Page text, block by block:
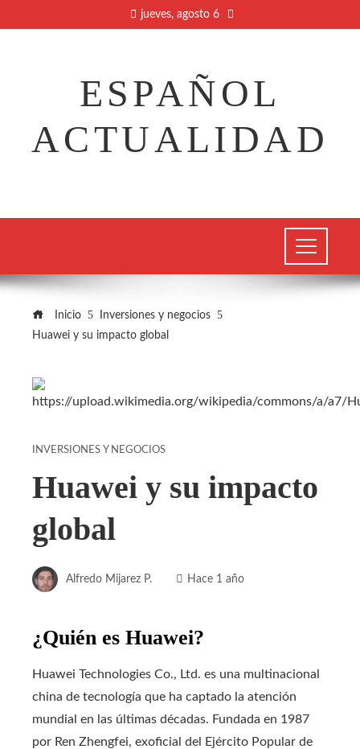
jueves, agosto 6
ESPAÑOL
ACTUALIDAD
Inicio
Inversiones y negocios
Huawei y su impacto global
INVERSIONES Y NEGOCIOS
Huawei y su impacto
global
Alfredo Mijarez P. Hace 1 año
¿Quién es Huawei?
Huawei Technologies Co., Ltd. es una multinacional
china de tecnología que ha captado la atención
mundial en las últimas décadas. Fundada en 1987
por Ren Zhengfei, exoficial del Ejército Popular de